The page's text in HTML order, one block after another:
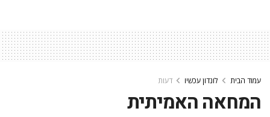
עמוד הבית לונדון עכשיו דעות
המחאה האמיתית